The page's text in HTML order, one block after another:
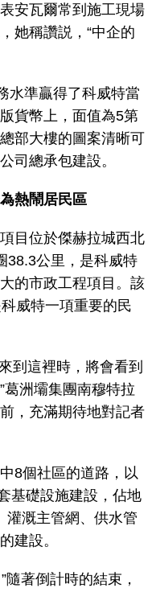
安瓦爾常到施工現場
她稱讚説，“中企的
準贏得了科威特當
貨幣上，面值為5第
部大樓的圖案清晰可
司總承包建設。
熱鬧居民區
目位於傑赫拉城西北
38.3公里，是科威特
的市政工程項目。該
威特一項重要的民
這裡時，將會看到
葛洲壩集團南穆特拉
，充滿期待地對記者
個社區的道路，以
基礎設施建設，佔地
灌溉主管網、供水管
建設。
著倒計時的結束，